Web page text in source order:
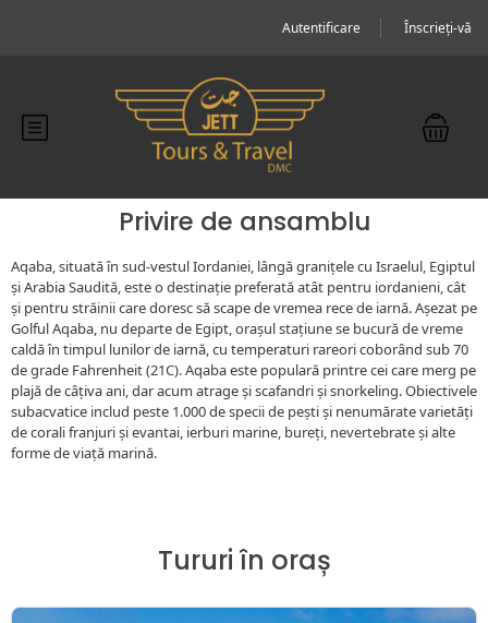
Autentificare Înscrieți-vă
Privire de ansamblu
Aqaba, situată în sud-vestul Iordaniei, lângă granițele cu Israelul, Egiptul
și Arabia Saudită, este o destinație preferată atât pentru iordanieni, cât
și pentru străinii care doresc să scape de vremea rece de iarnă. Așezat pe
Golful Aqaba, nu departe de Egipt, orașul stațiune se bucură de vreme
caldă în timpul lunilor de iarnă, cu temperaturi rareori coborând sub 70
de grade Fahrenheit (21C). Aqaba este populară printre cei care merg pe
plajă de câțiva ani, dar acum atrage și scafandri și snorkeling. Obiectivele
subacvatice includ peste 1.000 de specii de pești și nenumărate varietăți
de corali franjuri și evantai, ierburi marine, bureți, nevertebrate și alte
forme de viață marină.
Tururi în oraș